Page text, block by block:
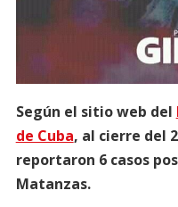
Según el sitio web del
de Cuba, al cierre del
reportaron 6 casos
Matanzas.